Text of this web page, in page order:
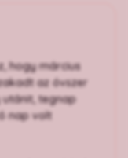
hogy március
az óvszer
utánit, tegnap
nap volt